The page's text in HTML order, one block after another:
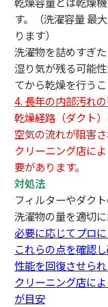
す。（洗濯容量 最
ります）
洗濯物を詰めすぎ
湿り気が残る可能
てから乾燥を行うこ
4. 長年の内部汚れ
乾燥経路（ダクト
空気の流れが阻害さ
クリーニング店に
要があります。
対処法
フィルターやダク
洗濯物の量を適切
必要に応じてプロ
これらの点を確認
性能を回復させられ
クリーニング店に
が目安